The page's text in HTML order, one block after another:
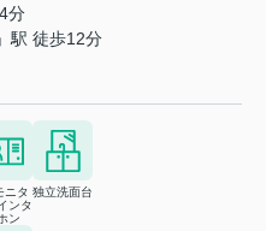
分
駅 徒歩12分
ニタ
ンタ
ン
独立洗面台